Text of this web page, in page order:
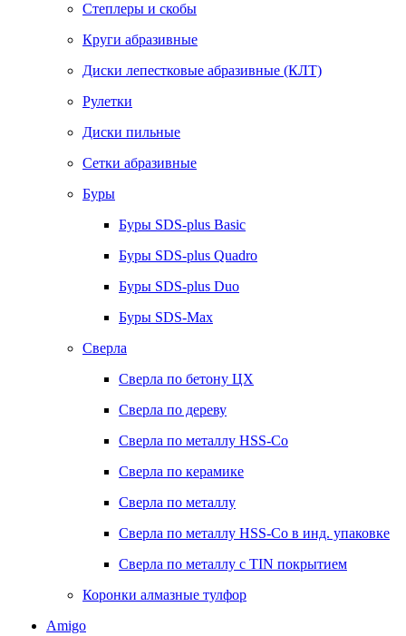
Степлеры и скобы
Круги абразивные
Диски лепестковые абразивные (КЛТ)
Рулетки
Диски пильные
Сетки абразивные
Буры
Буры SDS-plus Basic
Буры SDS-plus Quadro
Буры SDS-plus Duo
Буры SDS-Max
Сверла
Сверла по бетону ЦХ
Сверла по дереву
Сверла по металлу HSS-Co
Сверла по керамике
Сверла по металлу
Сверла по металлу HSS-Co в инд. упаковке
Сверла по металлу с TIN покрытием
Коронки алмазные тулфор
Amigo